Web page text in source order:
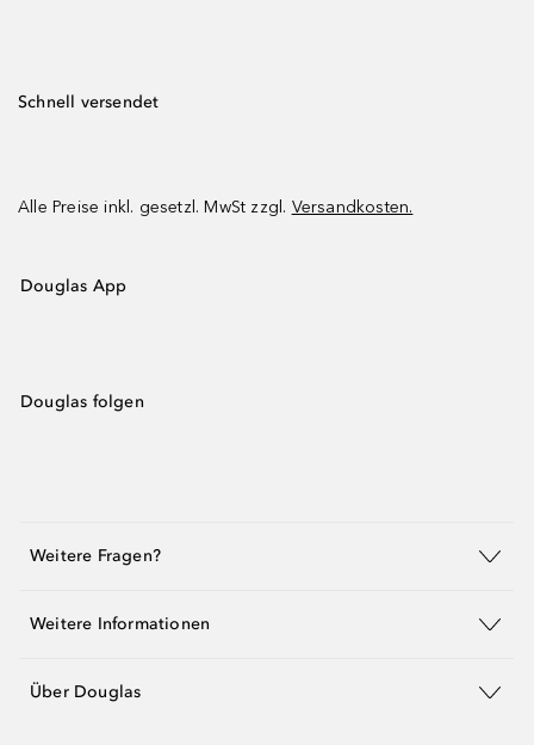
Schnell versendet
Alle Preise inkl. gesetzl. MwSt zzgl. Versandkosten.
Douglas App
Douglas folgen
Weitere Fragen?
Weitere Informationen
Über Douglas